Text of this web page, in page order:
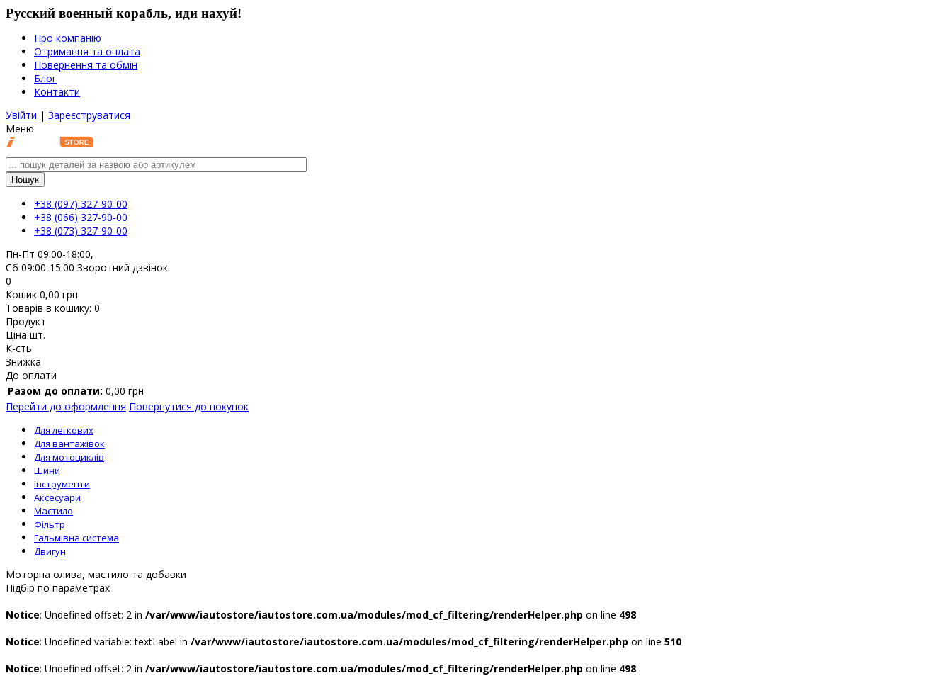
Русский военный корабль, иди нахуй!
Про компанію
Отримання та оплата
Повернення та обмін
Блог
Контакти
Увійти | Зареєструватися
Меню
Пошук
+38 (097) 327-90-00
+38 (066) 327-90-00
+38 (073) 327-90-00
Пн-Пт 09:00-18:00,
Сб 09:00-15:00 Зворотний дзвінок
0
Кошик 0,00 грн
Товарів в кошику: 0
Продукт
Ціна шт.
К-сть
Знижка
До оплати
Разом до оплати: 0,00 грн
Перейти до оформлення Повернутися до покупок
Для легкових
Для вантажівок
Для мотоциклів
Шини
Інструменти
Аксесуари
Мастило
Фільтр
Гальмівна система
Двигун
Моторна олива, мастило та добавки
Підбір по параметрах
Notice: Undefined offset: 2 in /var/www/iautostore/iautostore.com.ua/modules/mod_cf_filtering/renderHelper.php on line 498
Notice: Undefined variable: textLabel in /var/www/iautostore/iautostore.com.ua/modules/mod_cf_filtering/renderHelper.php on line 510
Notice: Undefined offset: 2 in /var/www/iautostore/iautostore.com.ua/modules/mod_cf_filtering/renderHelper.php on line 498